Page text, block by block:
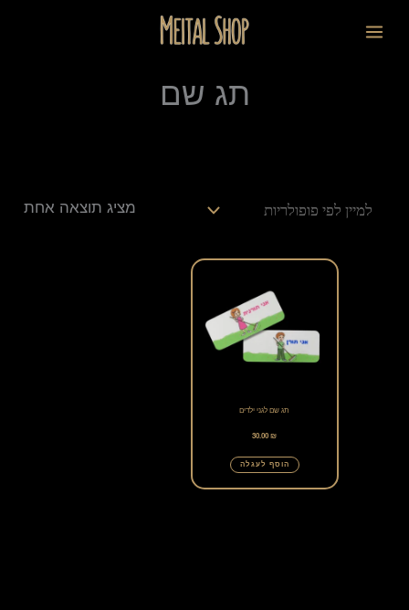
לתוכן
תג שם
מציג תוצאה אחת
תג שם לגני ילדים
30.00₪
הוסף לעגלה